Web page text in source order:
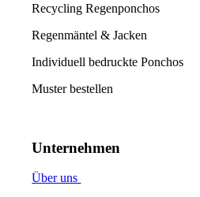
Recycling Regenponchos
Regenmäntel & Jacken
Individuell bedruckte Ponchos
Muster bestellen
Unternehmen
Über uns